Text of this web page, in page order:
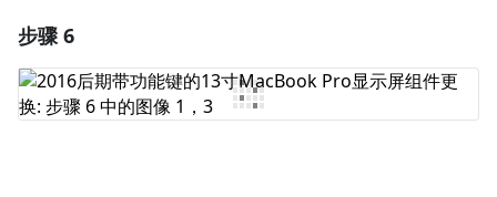
添加评论
步骤 6